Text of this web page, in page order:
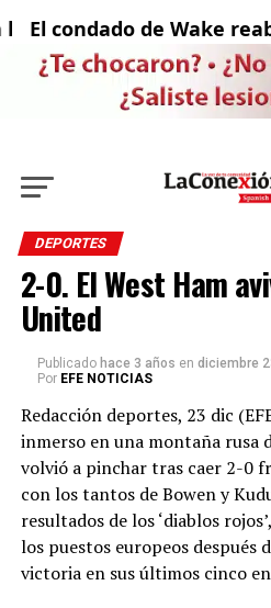
condado de Wake
DEPORTES
2-0. El West Ham
United
Publicado hace 3 años en diciembre
Por EFE NOTICIAS
Redacción deportes, 23 dic
inmerso en una montaña rusa
volvió a pinchar tras caer 2-0
con los tantos de Bowen y
resultados de los ‘diablos
los puestos europeos después
victoria en sus últimos cinco